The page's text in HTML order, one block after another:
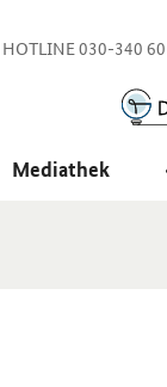
HOTLINE 030-340
Mediathek